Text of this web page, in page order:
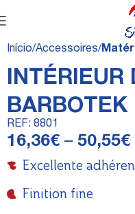
Início Accessoires
INTÉRIEUR
BARBOTEK
REF: 8801
16,36€ – 50,55€
Excellente
Finition fine